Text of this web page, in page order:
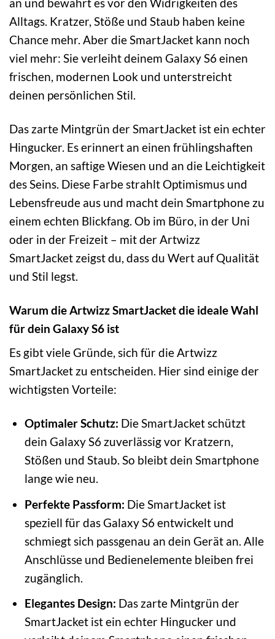
Alltags. Kratzer, Stöße und Staub haben keine
Chance mehr. Aber die SmartJacket kann noch
viel mehr: Sie verleiht deinem Galaxy S6 einen
frischen, modernen Look und unterstreicht
deinen persönlichen Stil.
Das zarte Mintgrün der SmartJacket ist ein echter
Hingucker. Es erinnert an einen frühlingshaften
Morgen, an saftige Wiesen und an die Leichtigkeit
des Seins. Diese Farbe strahlt Optimismus und
Lebensfreude aus und macht dein Smartphone zu
einem echten Blickfang. Ob im Büro, in der Uni
oder in der Freizeit – mit der Artwizz
SmartJacket zeigst du, dass du Wert auf Qualität
und Stil legst.
Warum die Artwizz SmartJacket die ideale Wahl
für dein Galaxy S6 ist
Es gibt viele Gründe, sich für die Artwizz
SmartJacket zu entscheiden. Hier sind einige der
wichtigsten Vorteile:
Optimaler Schutz: Die SmartJacket schützt
dein Galaxy S6 zuverlässig vor Kratzern,
Stößen und Staub. So bleibt dein Smartphone
lange wie neu.
Perfekte Passform: Die SmartJacket ist
speziell für das Galaxy S6 entwickelt und
schmiegt sich passgenau an dein Gerät an. Alle
Anschlüsse und Bedienelemente bleiben frei
zugänglich.
Elegantes Design: Das zarte Mintgrün der
SmartJacket ist ein echter Hingucker und